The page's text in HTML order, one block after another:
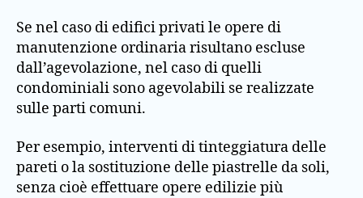
Se nel caso di edifici privati le opere di
manutenzione ordinaria risultano escluse
dall’agevolazione, nel caso di quelli
condominiali sono agevolabili se realizzate
sulle parti comuni.
Per esempio, interventi di tinteggiatura delle
pareti o la sostituzione delle piastrelle da soli,
senza cioè effettuare opere edilizie più